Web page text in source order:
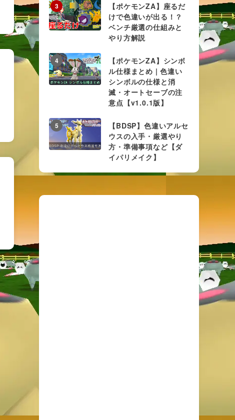
3
【ポケモンZA】座るだ
けで色違いが出る！？
ベンチ厳選の仕組みと
やり方解説
4
【ポケモンZA】シンボ
ル仕様まとめ | 色違い
シンボルの仕様と消
滅・オートセーブの注
意点【v1.0.1版】
5
【BDSP】色違いアルセ
ウスの入手・厳選やり
方・準備事項など【ダ
イパリメイク】